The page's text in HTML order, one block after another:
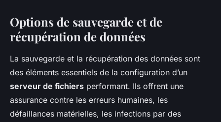
Options de sauvegarde et de
récupération de données
La sauvegarde et la récupération des données sont
des éléments essentiels de la configuration d’un
serveur de fichiers performant. Ils offrent une
assurance contre les erreurs humaines, les
défaillances matérielles, les infections par des